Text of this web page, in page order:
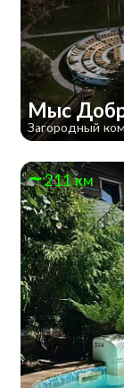
Мыс
Загородный
211 км